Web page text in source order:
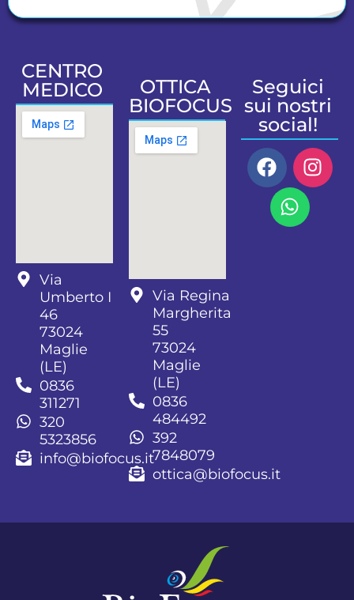
CENTRO
MEDICO
Via
Umberto I
46
73024
Maglie
(LE)
0836
311271
320
5323856
info@biofocus.it
OTTICA
BIOFOCUS
Via Regina
Margherita
55
73024
Maglie
(LE)
0836
484492
392
7848079
ottica@biofocus.it
Seguici
sui nostri
social!